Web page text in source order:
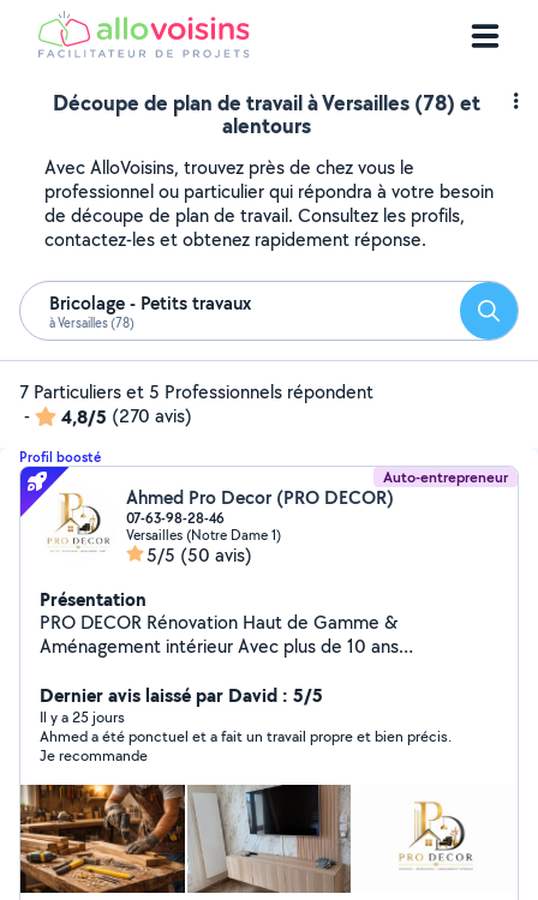
Découpe de plan de travail à Versailles (78) et
alentours
Avec AlloVoisins, trouvez près de chez vous le
professionnel ou particulier qui répondra à votre besoin
de découpe de plan de travail. Consultez les profils,
contactez-les et obtenez rapidement réponse.
Bricolage - Petits travaux
à Versailles (78)
7 Particuliers et 5 Professionnels répondent
-
4,8/5 (270 avis)
Profil boosté
Auto-entrepreneur
Ahmed Pro Decor (PRO DECOR)
07-63-98-28-46
Versailles (Notre Dame 1)
5/5 (50 avis)
Présentation
PRO DECOR Rénovation Haut de Gamme &
Aménagement intérieur Avec plus de 10 ans
intérieure, PRO DECOR transforme vos espaces avec un
travail propre, moderne et des finitions impeccables.
Plus de 10 ans d'expérience Travail sérieux et
professionnel Finitions haut de gamme Respect des
délais et chantier toujours propre Intervention rapide et
efficace Nos services : Peinture intérieure / extérieure
Enduit, placo & bandes Pose parquet & carrelage
Rénovation cuisine & salle de bain Travaux de rénovation
complète Intervention partout en Île-de-France
Dernier avis laissé par David : 5/5
Il y a 25 jours
Ahmed a été ponctuel et a fait un travail propre et bien précis.
Je recommande